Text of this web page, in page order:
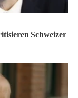
Schweizer